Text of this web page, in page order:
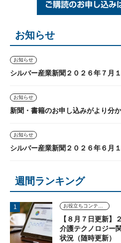
お知らせ
お知らせ
シルバー産業新聞２０２６年７月
お知らせ
新聞・書籍のお申し込みがより分
お知らせ
シルバー産業新聞２０２６年６月
週間ランキング
【８月７日更新
介護テクノロジー
状況（随時更新）